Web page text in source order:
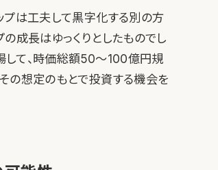
プは工夫して黒字化する別の方
成長はゆっくりとしたものでし
して、時価総額50〜100億円規
の想定のもとで投資する機会を